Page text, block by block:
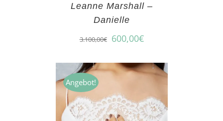
Leanne Marshall –
Danielle
3.100,00€ 600,00€
Angebot!